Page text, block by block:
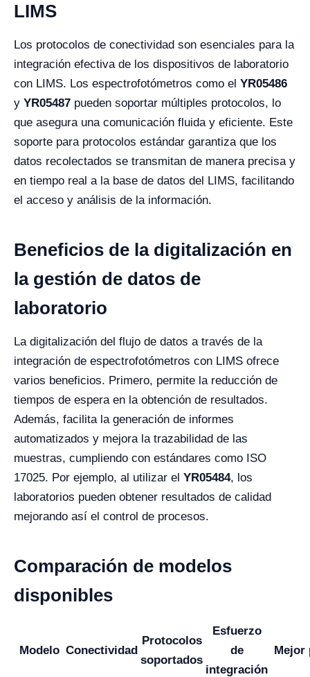
LIMS
Los protocolos de conectividad son esenciales para la
integración efectiva de los dispositivos de laboratorio
con LIMS. Los espectrofotómetros como el YR05486
y YR05487 pueden soportar múltiples protocolos, lo
que asegura una comunicación fluida y eficiente. Este
soporte para protocolos estándar garantiza que los
datos recolectados se transmitan de manera precisa y
en tiempo real a la base de datos del LIMS, facilitando
el acceso y análisis de la información.
Beneficios de la digitalización en
la gestión de datos de
laboratorio
La digitalización del flujo de datos a través de la
integración de espectrofotómetros con LIMS ofrece
varios beneficios. Primero, permite la reducción de
tiempos de espera en la obtención de resultados.
Además, facilita la generación de informes
automatizados y mejora la trazabilidad de las
muestras, cumpliendo con estándares como ISO
17025. Por ejemplo, al utilizar el YR05484, los
laboratorios pueden obtener resultados de calidad
mejorando así el control de procesos.
Comparación de modelos
disponibles
Modelo Conectividad
Protocolos
soportados
Esfuerzo
de
integración
Mejor